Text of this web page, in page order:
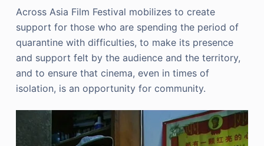
Across Asia Film Festival mobilizes to create
support for those who are spending the period of
quarantine with difficulties, to make its presence
and support felt by the audience and the territory,
and to ensure that cinema, even in times of
isolation, is an opportunity for community.